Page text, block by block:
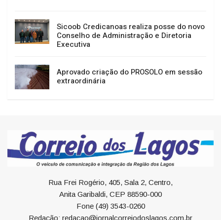
Sicoob Credicanoas realiza posse do novo
Conselho de Administração e Diretoria
Executiva
Aprovado criação do PROSOLO em sessão
extraordinária
Rua Frei Rogério, 405, Sala 2, Centro,
Anita Garibaldi, CEP 88590-000
Fone (49) 3543-0260
Redação: redacao@jornalcorreiodoslagos.com.br